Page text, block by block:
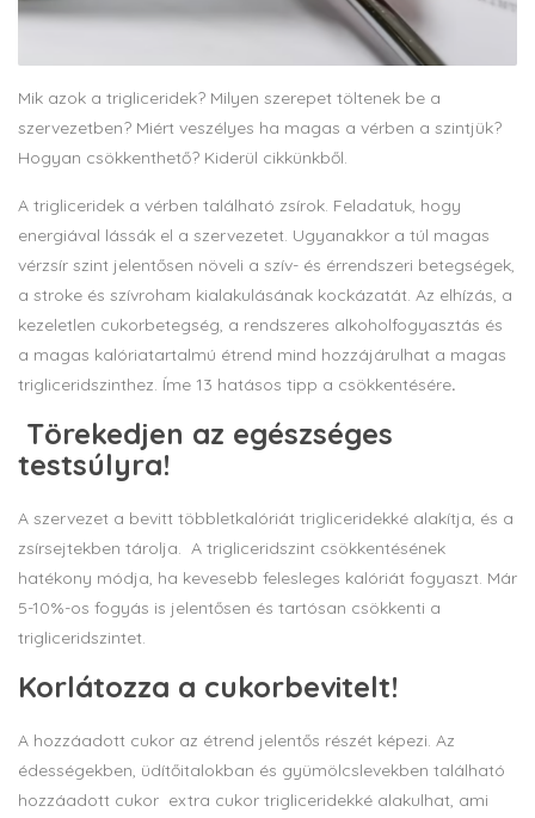
Mik azok a trigliceridek? Milyen szerepet töltenek be a
szervezetben? Miért veszélyes ha magas a vérben a szintjük?
Hogyan csökkenthető? Kiderül cikkünkből.
A trigliceridek a vérben található zsírok. Feladatuk, hogy
energiával lássák el a szervezetet. Ugyanakkor a túl magas
vérzsír szint jelentősen növeli a szív- és érrendszeri betegségek,
a stroke és szívroham kialakulásának kockázatát. Az elhízás, a
kezeletlen cukorbetegség, a rendszeres alkoholfogyasztás és
a magas kalóriatartalmú étrend mind hozzájárulhat a magas
trigliceridszinthez. Íme 13 hatásos tipp a csökkentésére.
Törekedjen az egészséges
testsúlyra!
A szervezet a bevitt többletkalóriát trigliceridekké alakítja, és a
zsírsejtekben tárolja. A trigliceridszint csökkentésének
hatékony módja, ha kevesebb felesleges kalóriát fogyaszt. Már
5-10%-os fogyás is jelentősen és tartósan csökkenti a
trigliceridszintet.
Korlátozza a cukorbevitelt!
A hozzáadott cukor az étrend jelentős részét képezi. Az
édességekben, üdítőitalokban és gyümölcslevekben található
hozzáadott cukor extra cukor trigliceridekké alakulhat, ami